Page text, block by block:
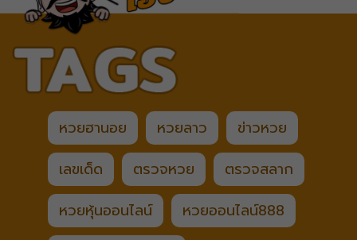
หวยฮานอย หวยลาว
ข่าวหวย
เลขเด็ด
ตรวจหวย
ตรวจสลาก
หวยหุ้นออนไลน์
หวยออนไลน์888